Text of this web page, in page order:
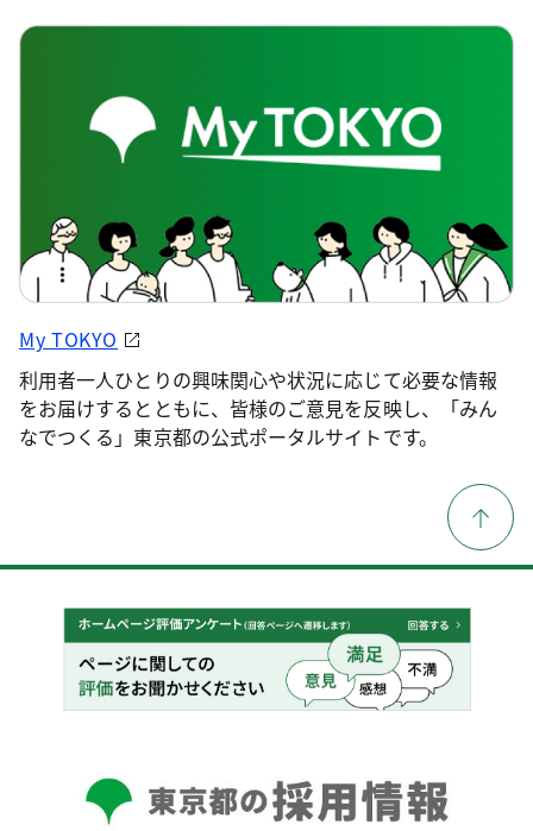
My TOKYO
利用者一人ひとりの興味関心や状況に応じて必要な情報
をお届けするとともに、皆様のご意見を反映し、「みん
なでつくる」東京都の公式ポータルサイトです。